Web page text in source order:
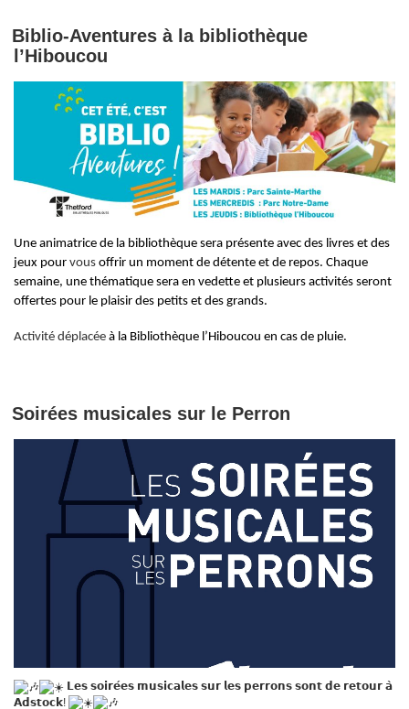
Biblio-Aventures à la bibliothèque
l’Hiboucou
Une animatrice de la bibliothèque sera présente avec des livres et des
jeux pour vous offrir un moment de détente et de repos. Chaque
semaine, une thématique sera en vedette et plusieurs activités seront
offertes pour le plaisir des petits et des grands.
Activité déplacée à la Bibliothèque l’Hiboucou en cas de pluie.
Soirées musicales sur le Perron
𝗟𝗲𝘀 𝘀𝗼𝗶𝗿𝗲́𝗲𝘀 𝗺𝘂𝘀𝗶𝗰𝗮𝗹𝗲𝘀 𝘀𝘂𝗿 𝗹𝗲𝘀 𝗽𝗲𝗿𝗿𝗼𝗻𝘀 𝘀𝗼𝗻𝘁 𝗱𝗲 𝗿𝗲𝘁𝗼𝘂𝗿 𝗮̀
𝗔𝗱𝘀𝘁𝗼𝗰𝗸!